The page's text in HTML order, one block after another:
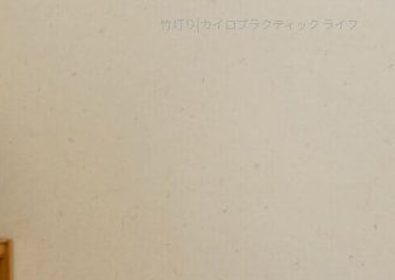
竹灯り|カイロプラクティック ライフ